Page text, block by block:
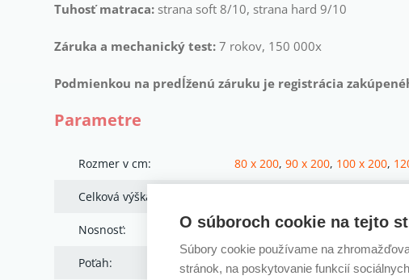
Tuhosť matraca: strana soft 8/10, strana hard 9/10
Záruka a mechanický test: 7 rokov, 150 000x
Podmienkou na predĺženú záruku je registrácia
Parametre
Rozmer v cm: 80 x 200, 90 x 200, 100 x 200,
Celková výška v cm:
Nosnosť: 145 kg
Poťah: Tencel
O súboroch cookie na tejto
Súbory cookie používame na
stránok, na poskytovanie funkcií